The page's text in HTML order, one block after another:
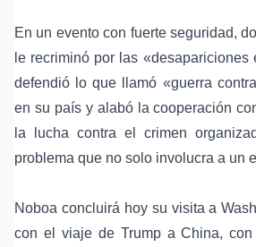
En un evento con fuerte seguridad,
le recriminó por las «desapariciones
defendió lo que llamó «guerra
en su país y alabó la cooperación
la lucha contra el crimen
problema que no solo involucra a un
Noboa concluirá hoy su visita a
con el viaje de Trump a China,